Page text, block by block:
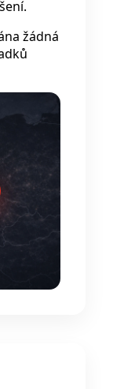
žádná